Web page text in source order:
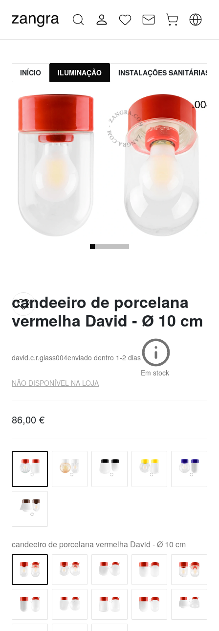
INÍCIO ILUMINAÇÃO INSTALAÇÕES SANITÁRIAS
candeeiro de porcelana
vermelha David - Ø 10 cm
david.c.r.glass004enviado dentro 1-2 dias
Em stock
NÃO DISPONÍVEL NA LOJA
86,00 €
candeeiro de porcelana vermelha David - Ø 10 cm